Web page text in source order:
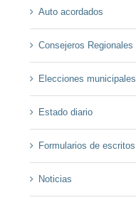
Auto acordados
Consejeros Regionales
Elecciones municipales
Estado diario
Formularios de escritos
Noticias